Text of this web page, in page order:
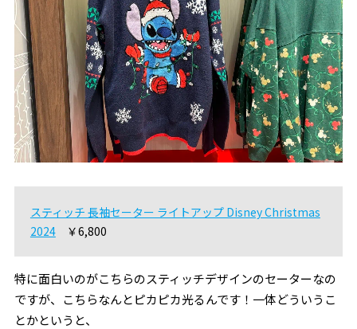
スティッチ 長袖セーター ライトアップ Disney Christmas
2024￥6,800
特に面白いのがこちらのスティッチデザインのセーターなの
ですが、こちらなんとピカピカ光るんです！一体どういうこ
とかというと、